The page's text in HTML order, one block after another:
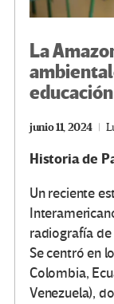
La
educación
junio 11, 2024
Historia de
Un reciente
radiografía de
Se centró en
Colombia,
Venezuela),